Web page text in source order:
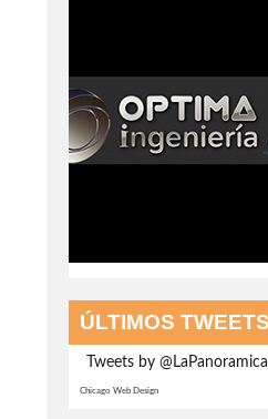
ÚLTIMOS TWEETS
Tweets by
Chicago Web Design